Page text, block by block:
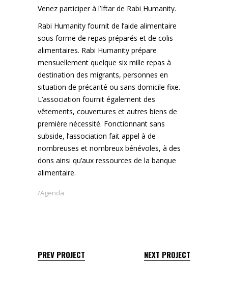
Venez participer à l’Iftar de Rabi Humanity.
Rabi Humanity fournit de l’aide alimentaire
sous forme de repas préparés et de colis
alimentaires. Rabi Humanity prépare
mensuellement quelque six mille repas à
destination des migrants, personnes en
situation de précarité ou sans domicile fixe.
L’association fournit également des
vêtements, couvertures et autres biens de
première nécessité. Fonctionnant sans
subside, l’association fait appel à de
nombreuses et nombreux bénévoles, à des
dons ainsi qu’aux ressources de la banque
alimentaire.
Agenda
PREV PROJECT NEXT PROJECT